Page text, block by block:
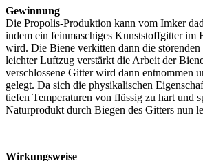
Gewinnung
Die Propolis-Produktion kann vom Imker
indem ein feinmaschiges Kunststoffgitter im
wird. Die Biene verkitten dann die
leichter Luftzug verstärkt die Arbeit der
verschlossene Gitter wird dann entnommen
gelegt. Da sich die physikalischen
tiefen Temperaturen von flüssig zu hart und
Naturprodukt durch Biegen des Gitters nun
Wirkungsweise